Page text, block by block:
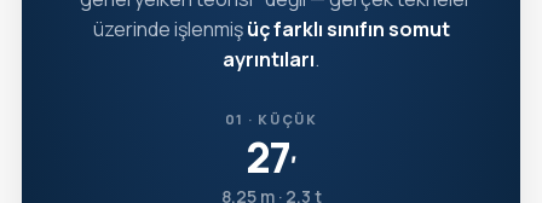
üzerinde işlenmişüç farklı sınıfın somut
ayrıntıları.
01 · KÜÇÜK
27′
8,25 m · 2,3 t